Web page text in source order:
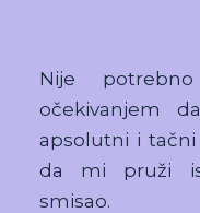
Nije
očekivanjem
apsolutni i
da mi pruži
smisao.